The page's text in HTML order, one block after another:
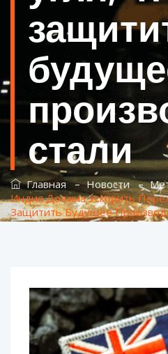
стали
Главная–Новости–
Индия Должна Ускорить
Защитить Будущее